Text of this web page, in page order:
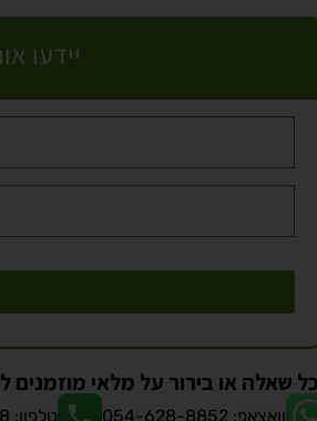
יידעו
שאלה או בירור על מלאי מוזמנים
וואצאפ: 054-628-8852 טלפון: 08-674-4248